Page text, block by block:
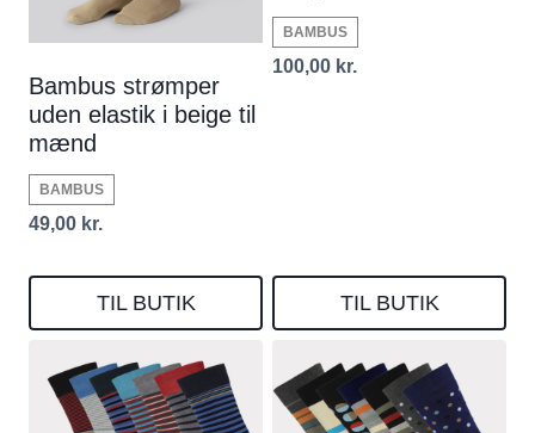
Bambus strømper
uden elastik i beige til
mænd
BAMBUS
49,00 kr.
TIL BUTIK
BAMBUS
100,00 kr.
TIL BUTIK